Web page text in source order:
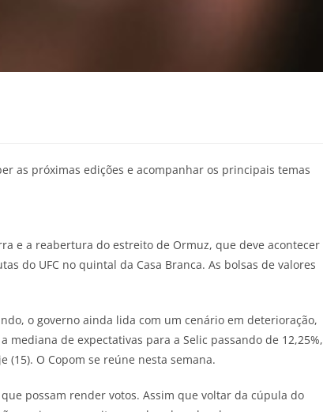
as próximas edições e acompanhar os principais temas
e a reabertura do estreito de Ormuz, que deve acontecer
do UFC no quintal da Casa Branca. As bolsas de valores
o governo ainda lida com um cenário em deterioração,
mediana de expectativas para a Selic passando de 12,25%,
(15). O Copom se reúne nesta semana.
possam render votos. Assim que voltar da cúpula do